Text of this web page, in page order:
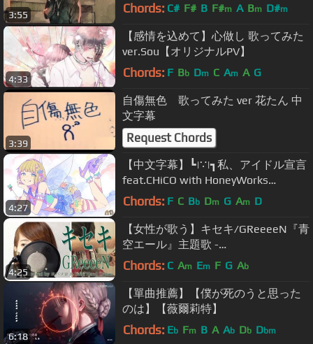
3:55 Chords: C# F# B F#m A Bm D#m
4:33
【感情を込めて】心做し 歌ってみた
ver.Sou【オリジナルPV】
Chords: F Bb Dm C Am A G
3:39
自傷無色 歌ってみた ver 花たん 中
文字幕
Request Chords
4:27
【中文字幕】┗|∵|┓私、アイドル宣言
feat.CHiCO with HoneyWorks
【HoneyWorks】
Chords: F C Bb Dm G Am D
4:25
【女性が歌う】キセキ/GReeeeN『青
空エール』主題歌 -
whiteeeen(Covered by コバソロ &
Chords: C Am Em F G Ab
6:18
【單曲推薦】【僕が死のうと思った
のは】【薇爾莉特】
Chords: Eb Fm B A Ab Db Dbm